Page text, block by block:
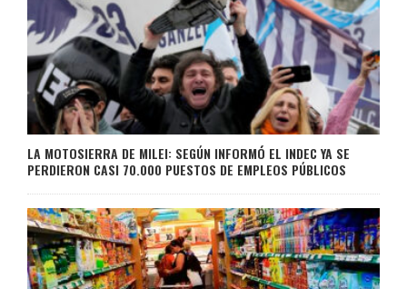
LA MOTOSIERRA DE MILEI: SEGÚN INFORMÓ EL INDEC YA SE
PERDIERON CASI 70.000 PUESTOS DE EMPLEOS PÚBLICOS